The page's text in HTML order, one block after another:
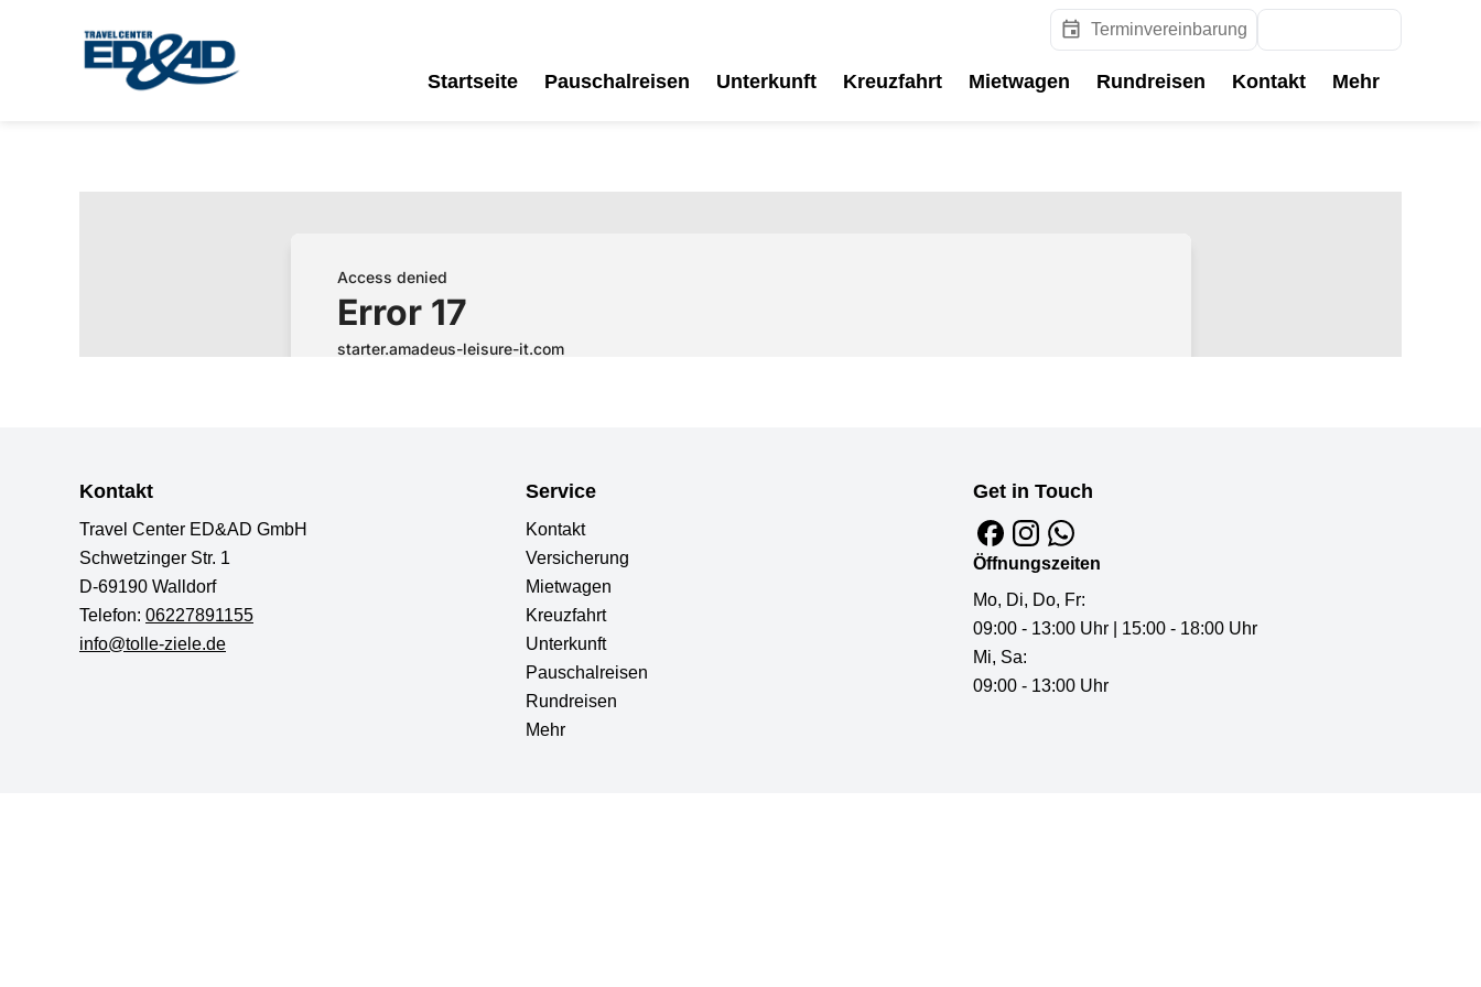
Terminvereinbarung
Startseite Pauschalreisen Unterkunft Kreuzfahrt Mietwagen Rundreisen Kontakt Mehr
Kontakt
Travel Center ED&AD GmbH
Schwetzinger Str. 1
D-69190 Walldorf
Telefon: 06227891155
info@tolle-ziele.de
Service
Kontakt
Versicherung
Mietwagen
Kreuzfahrt
Unterkunft
Pauschalreisen
Rundreisen
Mehr
Get in Touch
Öffnungszeiten
Mo, Di, Do, Fr:
09:00 - 13:00 Uhr | 15:00 - 18:00 Uhr
Mi, Sa:
09:00 - 13:00 Uhr